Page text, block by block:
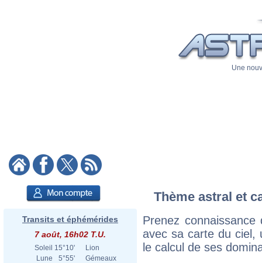
Une
Transits et éphémérides
7 août, 16h02 T.U.
Soleil 15°10'
Lion
Lune
5°55'
Gémeaux
Thème astral et
Prenez
avec sa carte du ciel,
le calcul de ses